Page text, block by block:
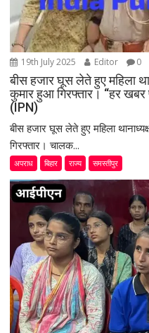
19th July 2025 Editor 0
बीस हजार घूस लेते हुए महिला
कुमार हुआ गिरफ्तार। “हर खबर
(IPN)
बीस हजार घूस लेते हुए महिला
गिरफ्तार। चालक...
अपराध बिहार राज्य समस्तीपुर